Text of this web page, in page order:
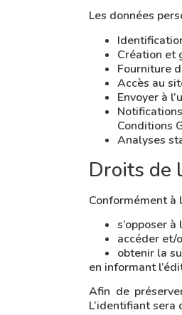
Les données
Création et
Fourniture
Accès au
Envoyer à
Conditions
Analyses
Droits de
Conformément à
s’opposer
accéder et/
obtenir la
en informant
Afin de
L’identifiant